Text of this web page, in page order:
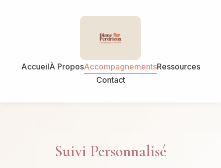
AccueilÀ ProposAccompagnementsRessources
Contact
Suivi Personnalisé